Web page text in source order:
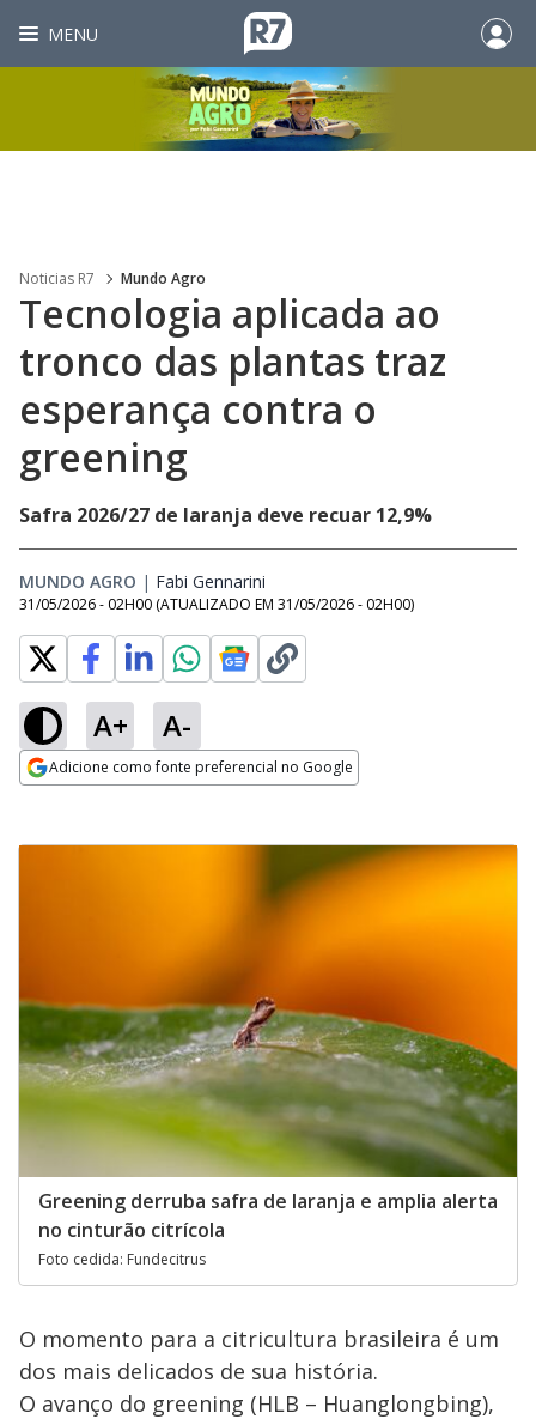
MENU
Noticias R7 Mundo Agro
Tecnologia aplicada ao
tronco das plantas traz
esperança contra o
greening
Safra 2026/27 de laranja deve recuar 12,9%
MUNDO AGRO | Fabi Gennarini
31/05/2026 - 02H00 (ATUALIZADO EM 31/05/2026 - 02H00)
A+ A-
Adicione como fonte preferencial no Google
Greening derruba safra de laranja e amplia alerta
no cinturão citrícola
Foto cedida: Fundecitrus
O momento para a citricultura brasileira é um
dos mais delicados de sua história.
O avanço do greening (HLB – Huanglongbing),